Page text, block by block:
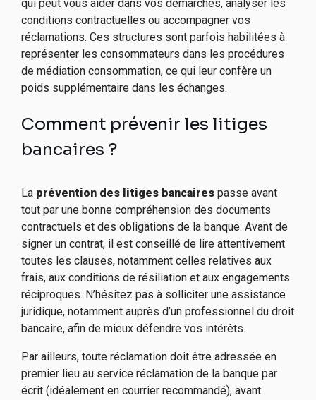
qui peut vous aider dans vos démarches, analyser les
conditions contractuelles ou accompagner vos
réclamations. Ces structures sont parfois habilitées à
représenter les consommateurs dans les procédures
de médiation consommation, ce qui leur confère un
poids supplémentaire dans les échanges.
Comment prévenir les litiges
bancaires ?
La prévention des litiges bancairespasse avant
tout par une bonne compréhension des documents
contractuels et des obligations de la banque. Avant de
signer un contrat, il est conseillé de lire attentivement
toutes les clauses, notamment celles relatives aux
frais, aux conditions de résiliation et aux engagements
réciproques. N’hésitez pas à solliciter une assistance
juridique, notamment auprès d’un professionnel du droit
bancaire, afin de mieux défendre vos intérêts.
Par ailleurs, toute réclamation doit être adressée en
premier lieu au service réclamation de la banque par
écrit (idéalement en courrier recommandé), avant